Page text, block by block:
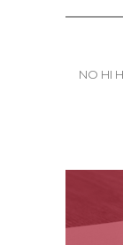
NO HI